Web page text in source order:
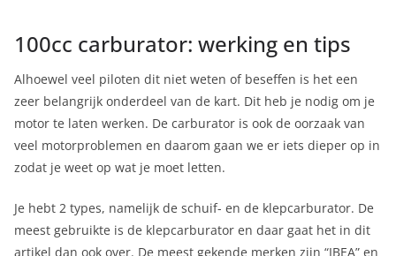
100cc carburator: werking en tips
Alhoewel veel piloten dit niet weten of beseffen is het een
zeer belangrijk onderdeel van de kart. Dit heb je nodig om je
motor te laten werken. De carburator is ook de oorzaak van
veel motorproblemen en daarom gaan we er iets dieper op in
zodat je weet op wat je moet letten.
Je hebt 2 types, namelijk de schuif- en de klepcarburator. De
meest gebruikte is de klepcarburator en daar gaat het in dit
artikel dan ook over. De meest gekende merken zijn “IBEA” en